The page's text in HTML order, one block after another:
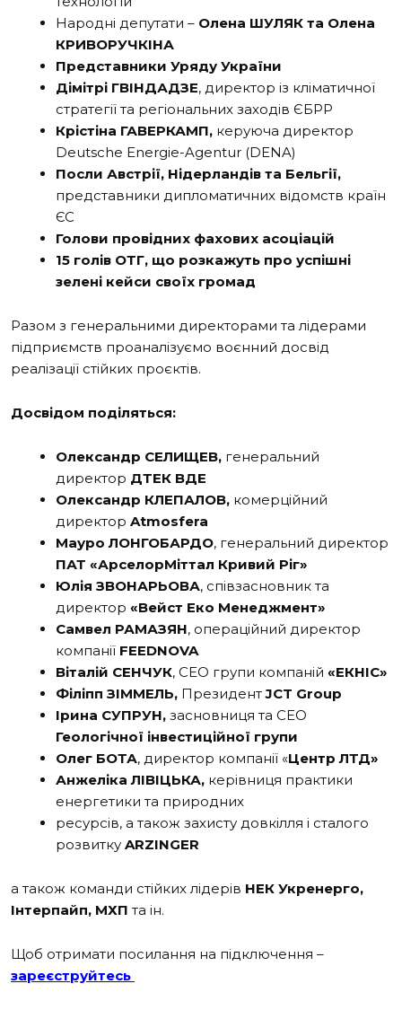
Народні депутати – Олена ШУЛЯК та Олена
КРИВОРУЧКІНА
Представники Уряду України
Дімітрі ГВІНДАДЗЕ, директор із кліматичної
стратегії та регіональних заходів ЄБРР
Крістіна ГАВЕРКАМП, керуюча директор
Deutsche Energie-Agentur (DENA)
Посли Австрії, Нідерландів та Бельгії,
представники дипломатичних відомств країн
ЄС
Голови провідних фахових асоціацій
15 голів ОТГ, що розкажуть про успішні
зелені кейси своїх громад
Разом з генеральними директорами та лідерами
підприємств проаналізуємо воєнний досвід
реалізації стійких проєктів.
Досвідом поділяться:
Олександр СЕЛИЩЕВ, генеральний
директор ДТЕК ВДЕ
Олександр КЛЕПАЛОВ, комерційний
директор Atmosfera
Мауро ЛОНГОБАРДО, генеральний директор
ПАТ «АрселорМіттал Кривий Ріг»
Юлія ЗВОНАРЬОВА, співзасновник та
директор «Вейст Еко Менеджмент»
Самвел РАМАЗЯН, операційний директор
компанії FEEDNOVA
Віталій СЕНЧУК, СЕО групи компаній «ЕКНІС»
Філіпп ЗІММЕЛЬ, ПрезидентJCT Group
Ірина СУПРУН, засновниця та СЕО
Геологічної інвестиційної групи
Олег БОТА, директор компанії «Центр ЛТД»
Анжеліка ЛІВІЦЬКА, керівниця практики
енергетики та природних
ресурсів, а також захисту довкілля і сталого
розвитку ARZINGER
а також команди стійких лідерів НЕК Укренерго,
Інтерпайп, МХП та ін.
Щоб отримати посилання на підключення –
зареєструйтесь